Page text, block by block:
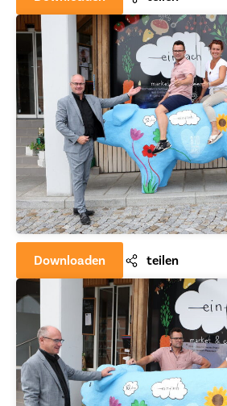
Downloaden teilen